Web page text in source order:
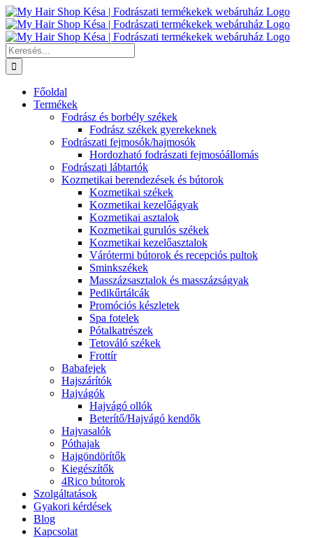
Kihagyás
Keresés...
Főoldal
Termékek
Fodrász és borbély székek
Fodrász székek gyerekeknek
Fodrászati fejmosók/hajmosók
Hordozható fodrászati fejmosóállomás
Fodrászati lábtartók
Kozmetikai berendezések és bútorok
Kozmetikai székek
Kozmetikai kezelőágyak
Kozmetikai asztalok
Kozmetikai gurulós székek
Kozmetikai kezelőasztalok
Várótermi bútorok és recepciós pultok
Sminkszékek
Masszázsasztalok és masszázságyak
Pedikűrtálcák
Promóciós készletek
Spa fotelek
Pótalkatrészek
Tetováló székek
Frottír
Babafejek
Hajszárítók
Hajvágók
Hajvágó ollók
Beterítő/Hajvágó kendők
Hajvasalók
Póthajak
Hajgöndörítők
Kiegészítők
4Rico bútorok
Szolgáltatások
Gyakori kérdések
Blog
Kapcsolat